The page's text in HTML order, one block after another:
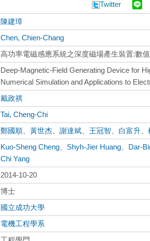
Twitter
陳建璋
Chen, Chien-Chang
高功率電磁感應系統之深度磁場產生裝置:數
Deep-Magnetic-Field Generating Device for
Numerical Simulation and Applications to
戴政祺
Tai, Cheng-Chi
鄭國順 、黃世杰 、謝達斌 王冠智 白富升 、
Kuo-Sheng Cheng Shyh-Jier Huang Dar-
Chi Yang
2014-10-20
博士
國立成功大學
電機工程學系